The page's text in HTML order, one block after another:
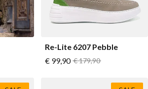
Re-Lite 6207 Pebble
Vanaf
€ 99,90 Normale prijs
€ 179,90